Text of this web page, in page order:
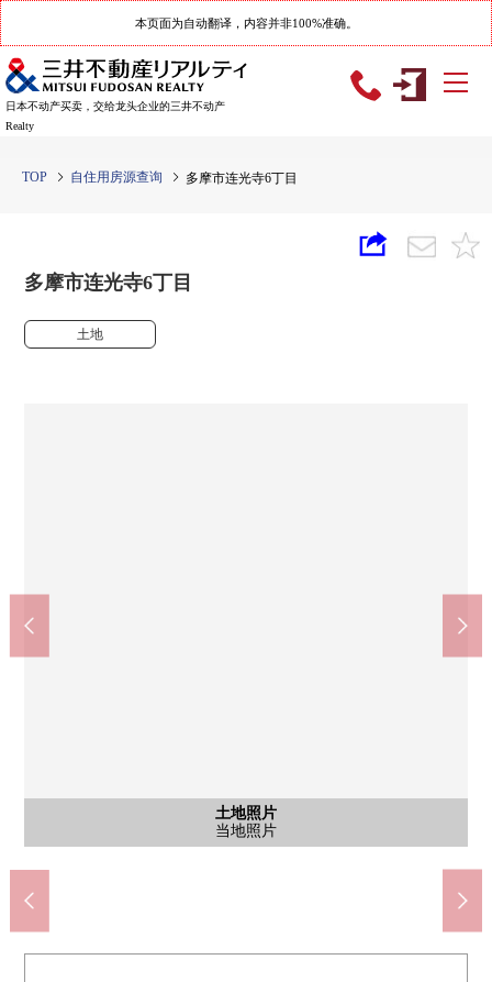
本页面为自动翻译，内容并非100%准确。
日本不动产买卖，交给龙头企业的三井不动产
Realty
TOP 自住用房源查询 多摩市连光寺6丁目
多摩市连光寺6丁目
土地
土地照片
当地照片
土地照片
当地照片
含有前面道路的外观
前面道路
土地照片
当地照片
含有前面道路的外观
前面道路
7-Eleven稻城若叶台3丁目商店(约1370m)
SUNDRUG稻城若叶台商店(约1260m)
圣丘医院(约1780m)
多摩市立圣丘中学(约990m)